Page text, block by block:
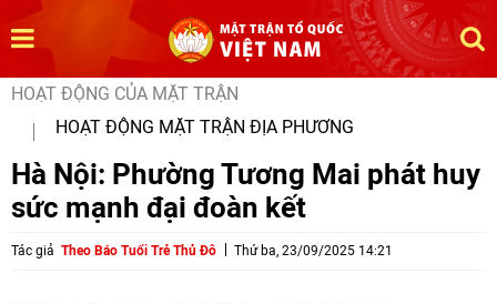
HOẠT ĐỘNG CỦA MẶT TRẬN
HOẠT ĐỘNG MẶT TRẬN ĐỊA PHƯƠNG
Hà Nội: Phường Tương Mai phát huy
sức mạnh đại đoàn kết
Tác giả Theo Báo Tuổi Trẻ Thủ Đô Thứ ba, 23/09/2025 14:21